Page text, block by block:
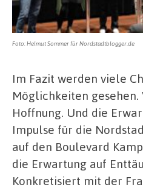
Foto: Helmut Sommer für Nordstadtblogger.de
Im Fazit werden viele
Möglichkeiten gesehen.
Hoffnung. Und die
Impulse für die
auf den Boulevard
die Erwartung auf
Konkretisiert mit der